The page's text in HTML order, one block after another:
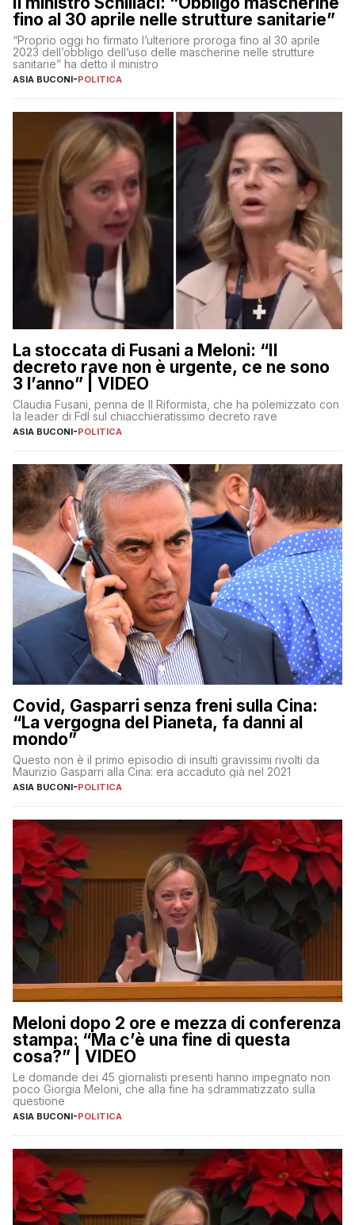
fino al 30 aprile nelle strutture sanitarie”
“Proprio oggi ho firmato l’ulteriore proroga fino al 30 aprile
2023 dell’obbligo dell’uso delle mascherine nelle strutture
sanitarie” ha detto il ministro
ASIA BUCONI-POLITICA
La stoccata di Fusani a Meloni: “Il
decreto rave non è urgente, ce ne sono
3 l’anno” | VIDEO
Claudia Fusani, penna de Il Riformista, che ha polemizzato con
la leader di FdI sul chiacchieratissimo decreto rave
ASIA BUCONI-POLITICA
Covid, Gasparri senza freni sulla Cina:
“La vergogna del Pianeta, fa danni al
mondo”
Questo non è il primo episodio di insulti gravissimi rivolti da
Maurizio Gasparri alla Cina: era accaduto già nel 2021
ASIA BUCONI-POLITICA
Meloni dopo 2 ore e mezza di conferenza
stampa: “Ma c’è una fine di questa
cosa?” | VIDEO
Le domande dei 45 giornalisti presenti hanno impegnato non
poco Giorgia Meloni, che alla fine ha sdrammatizzato sulla
questione
ASIA BUCONI-POLITICA